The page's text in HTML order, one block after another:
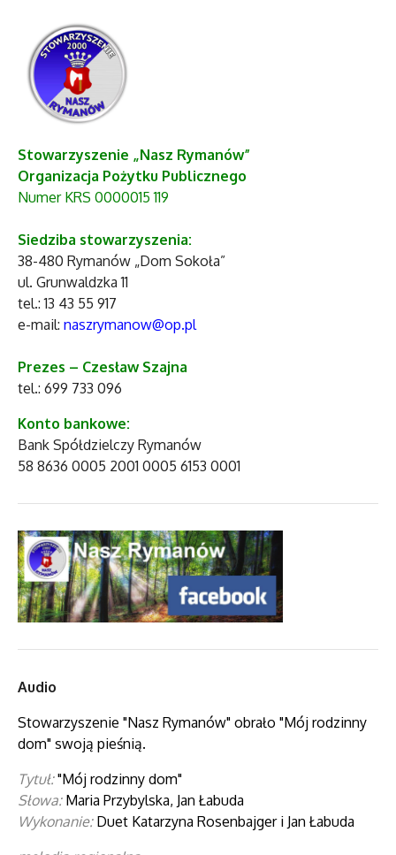
Stowarzyszenie „Nasz Rymanów”
Organizacja Pożytku Publicznego
Numer KRS 0000015 119
Siedziba stowarzyszenia:
38-480 Rymanów „Dom Sokoła”
ul. Grunwaldzka 11
tel.: 13 43 55 917
e-mail: naszrymanow@op.pl
Prezes – Czesław Szajna
tel.: 699 733 096
Konto bankowe:
Bank Spółdzielczy Rymanów
58 8636 0005 2001 0005 6153 0001
Audio
Stowarzyszenie "Nasz Rymanów" obrało "Mój rodzinny
dom" swoją pieśnią.
Tytuł: "Mój rodzinny dom"
Słowa:Maria Przybylska, Jan Łabuda
Wykonanie:Duet Katarzyna Rosenbajger i Jan Łabuda